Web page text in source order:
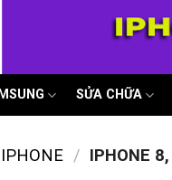
SỬA CHỮA
IPHONE / IPHONE